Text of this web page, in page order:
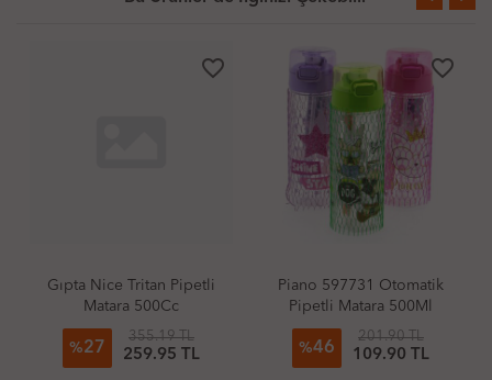
favorite_border
Gıpta Nice Tritan Pipetli
Matara 500Cc
%27
355.19 TL
259.95 TL
favorite_border
Piano 597731 Otomatik
Pipetli Matara 500Ml
(Adet)
%46
201.90 TL
109.90 TL